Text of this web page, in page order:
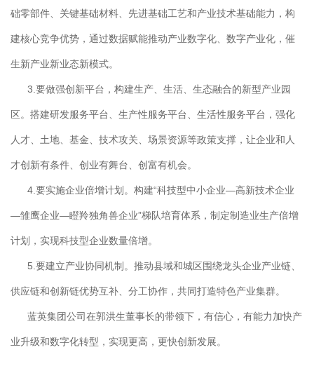
础零部件、关键基础材料、先进基础工艺和产业技术基础能力，构
建核心竞争优势，通过数据赋能推动产业数字化、数字产业化，催
生新产业新业态新模式。
3.要做强创新平台，构建生产、生活、生态融合的新型产业园
区。搭建研发服务平台、生产性服务平台、生活性服务平台，强化
人才、土地、基金、技术攻关、场景资源等政策支撑，让企业和人
才创新有条件、创业有舞台、创富有机会。
4.要实施企业倍增计划。构建“科技型中小企业—高新技术企业
—雏鹰企业—瞪羚独角兽企业”梯队培育体系，制定制造业生产倍增
计划，实现科技型企业数量倍增。
5.要建立产业协同机制。推动县域和城区围绕龙头企业产业链、
供应链和创新链优势互补、分工协作，共同打造特色产业集群。
蓝英集团公司在郭洪生董事长的带领下，有信心，有能力加快产
业升级和数字化转型，实现更高，更快创新发展。